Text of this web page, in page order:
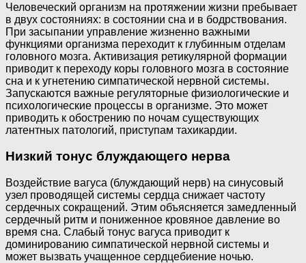
Человеческий организм на протяжении жизни пребывает
в двух состояниях: в состоянии сна и в бодрствования.
При засыпании управление жизненно важными
функциями организма переходит к глубинным отделам
головного мозга. Активизация ретикулярной формации
приводит к переходу коры головного мозга в состояние
сна и к угнетению симпатической нервной системы.
Запускаются важные регуляторные физиологические и
психологические процессы в организме. Это может
приводить к обострению по ночам существующих
латентных патологий, приступам тахикардии.
Низкий тонус блуждающего нерва
Воздействие вагуса (блуждающий нерв) на синусовый
узел проводящей системы сердца снижает частоту
сердечных сокращений. Этим объясняется замедленный
сердечный ритм и пониженное кровяное давление во
время сна. Слабый тонус вагуса приводит к
доминированию симпатической нервной системы и
может вызвать учащенное сердцебиение ночью.